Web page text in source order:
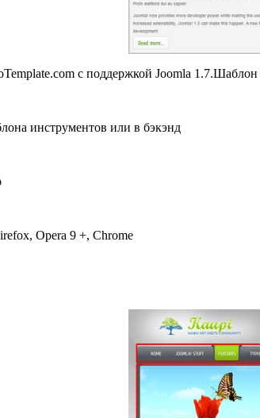
с поддержкой Joomla 1.7.Шаблон
инструментов или в бэкэнд
Opera 9 +, Chrome